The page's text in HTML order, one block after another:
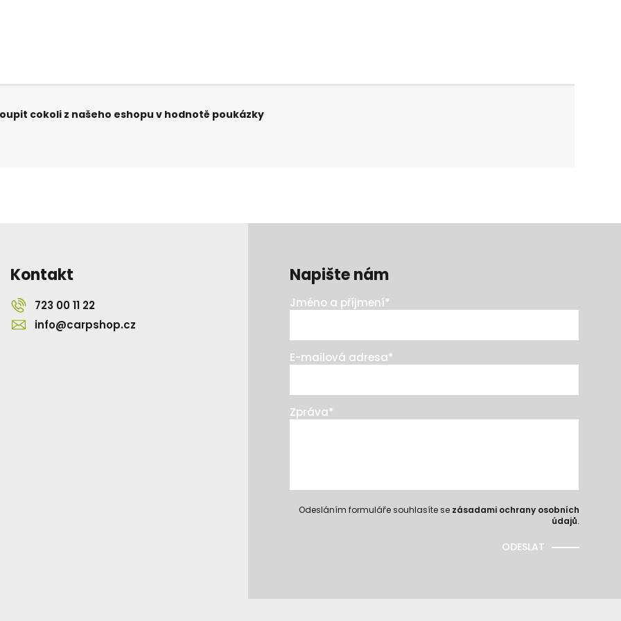
cokoli z našeho eshopu v hodnotě poukázky
Kontakt
723 00 11 22
info@carpshop.cz
Napište nám
Jméno a příjmení*
E-mailová adresa*
Zpráva*
Odesláním formuláře souhlasíte se zásadami ochrany osobních
údajů.
ODESLAT